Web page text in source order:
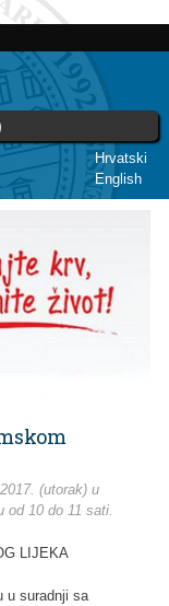
Hrvatski
English
(utorak) u
od 10 do 11 sati.
LIJEKA
u suradnji sa